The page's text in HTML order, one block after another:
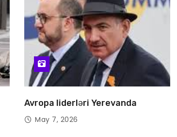
Avropa liderləri Yerevanda
May 7, 2026